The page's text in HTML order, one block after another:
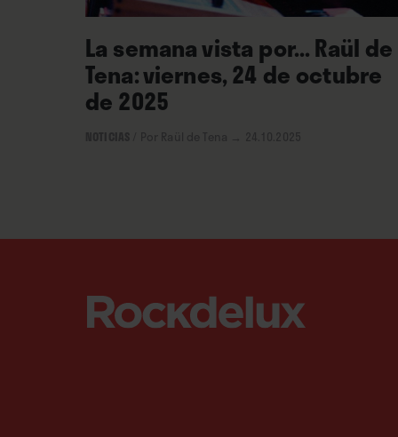
La semana vista por... Raül de
Tena: viernes, 24 de octubre
de 2025